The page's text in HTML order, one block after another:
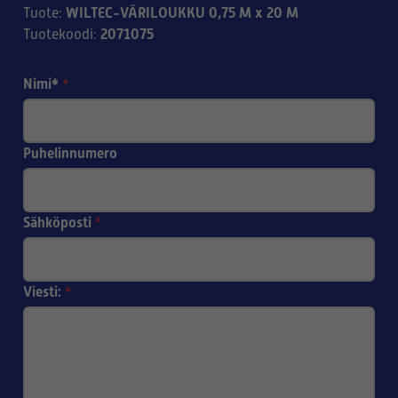
Tuote: WILTEC-VÄRILOUKKU 0,75 M x 20 M
Tuotekoodi: 2071075
Nimi* *
Puhelinnumero
Sähköposti *
Viesti: *